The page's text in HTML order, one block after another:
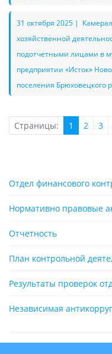
Отдел финансового
Нормативно правовые
Отчетность
План контрольной
Результаты проверок
Независимая
31 октября 2025 |
хозяйственной
подотчетными лицами в
предприятии «Исток»
поселения Брюховецкого
Страницы: 1 2 3